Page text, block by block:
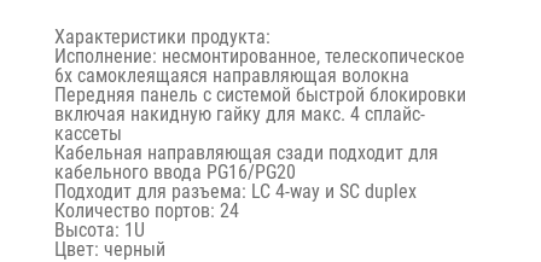
Характеристики продукта:
Исполнение: несмонтированное, телескопическое
6x самоклеящаяся направляющая волокна
Передняя панель с системой быстрой блокировки
включая накидную гайку для макс. 4 сплайс-
кассеты
Кабельная направляющая сзади подходит для
кабельного ввода PG16/PG20
Подходит для разъема: LC 4-way и SC duplex
Количество портов: 24
Высота: 1U
Цвет: черный